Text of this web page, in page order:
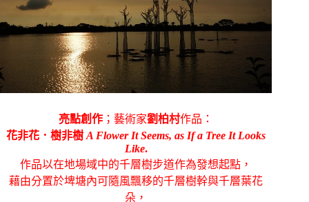
亮點創作 ；藝術家劉柏村作品：
花非花．樹非樹A Flower It Seems, as If a Tree It Looks
Like.
作品以在地場域中的千層樹步道作為發想起點，
藉由分置於埤塘內可隨風飄移的千層樹幹與千層葉花
朵，